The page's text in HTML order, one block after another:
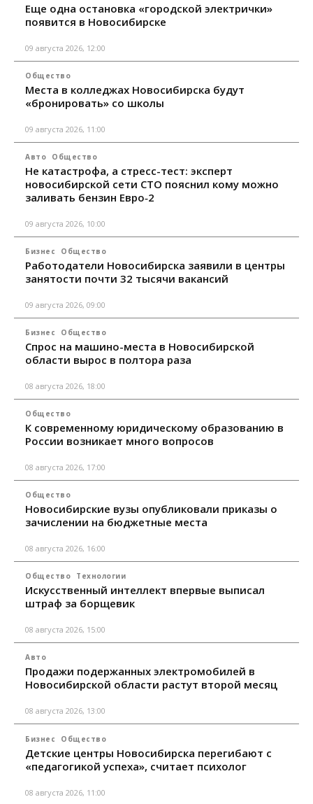
Еще одна остановка «городской электрички»
появится в Новосибирске
09 августа 2026, 12:00
Общество
Места в колледжах Новосибирска будут
«бронировать» со школы
09 августа 2026, 11:00
Авто Общество
Не катастрофа, а стресс-тест: эксперт
новосибирской сети СТО пояснил кому можно
заливать бензин Евро‑2
09 августа 2026, 10:00
Бизнес Общество
Работодатели Новосибирска заявили в центры
занятости почти 32 тысячи вакансий
09 августа 2026, 09:00
Бизнес Общество
Спрос на машино-места в Новосибирской
области вырос в полтора раза
08 августа 2026, 18:00
Общество
К современному юридическому образованию в
России возникает много вопросов
08 августа 2026, 17:00
Общество
Новосибирские вузы опубликовали приказы о
зачислении на бюджетные места
08 августа 2026, 16:00
Общество Технологии
Искусственный интеллект впервые выписал
штраф за борщевик
08 августа 2026, 15:00
Авто
Продажи подержанных электромобилей в
Новосибирской области растут второй месяц
08 августа 2026, 13:00
Бизнес Общество
Детские центры Новосибирска перегибают с
«педагогикой успеха», считает психолог
08 августа 2026, 11:00